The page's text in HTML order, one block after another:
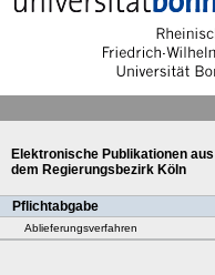
Elektronische Publikationen aus
dem Regierungsbezirk Köln
Pflichtabgabe
Ablieferungsverfahren